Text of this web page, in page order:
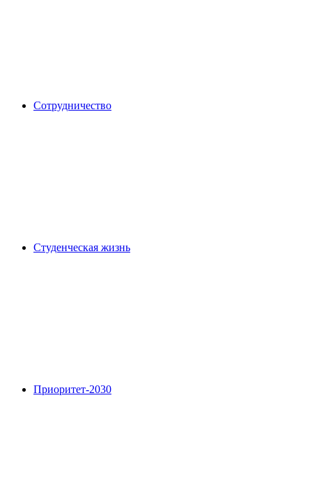
Сотрудничество
Студенческая жизнь
Приоритет-2030